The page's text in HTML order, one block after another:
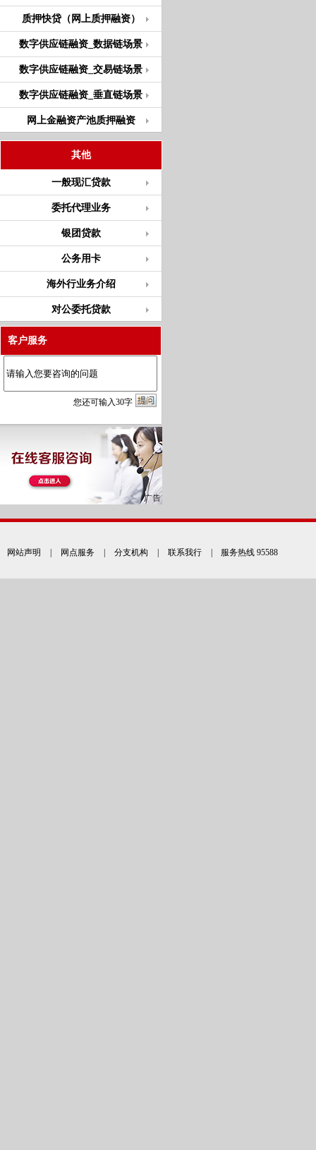
质押快贷（网上质押融资）
数字供应链融资_数据链场景
数字供应链融资_交易链场景
数字供应链融资_垂直链场景
网上金融资产池质押融资
其他
一般现汇贷款
委托代理业务
银团贷款
公务用卡
海外行业务介绍
对公委托贷款
客户服务
您还可输入30字
网站声明 网点服务 分支机构 联系我行 | 服务热线 95588